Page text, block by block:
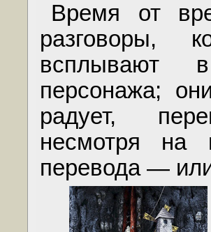
Время от
разговоры,
всплывают
персонажа;
радует,
несмотря на
перевода —